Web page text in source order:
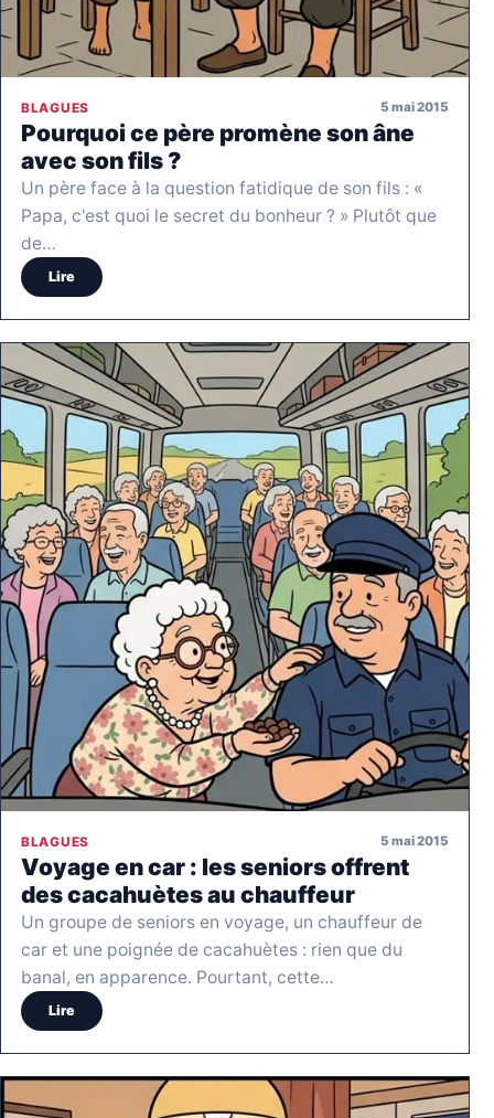
BLAGUES 5 mai 2015
Pourquoi ce père promène son âne
avec son fils ?
Un père face à la question fatidique de son fils : «
Papa, c'est quoi le secret du bonheur ? » Plutôt que
de…
Lire
BLAGUES 5 mai 2015
Voyage en car : les seniors offrent
des cacahuètes au chauffeur
Un groupe de seniors en voyage, un chauffeur de
car et une poignée de cacahuètes : rien que du
banal, en apparence. Pourtant, cette…
Lire